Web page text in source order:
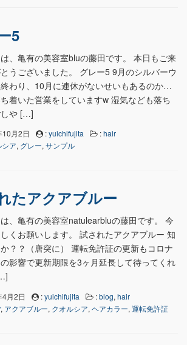
5
、亀有の美容室bluの藤田です。 本日もご来
うございました。 グレー5 9月のシルバーウ
終わり、10月に連休がないせいもあるのか…
着いた営業をしていますw 湿気なども落ち
や […]
10月2日 :yuichifujita :hair
ア, グレー, サンプル
たアクアブルー
、亀有の美容室natulearbluの藤田です。 今
くお願いします。 試されたアクアブルー 知
？？（唐突に） 運転免許証の更新もコロナ
影響で更新期限を3ヶ月延長して待ってくれ
4月2日 :yuichifujita :blog, hair
, アクアブルー, クオルシア, ヘアカラー, 運転免許証